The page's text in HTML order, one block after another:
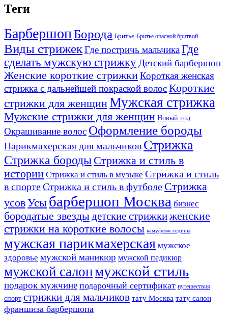
Теги
БарбершопБорода Бритье Бритье опасной бритвой
Виды стрижекГде постричь мальчикаГде
сделать мужскую стрижкуДетский барбершоп
Женские короткие стрижкиКороткая женская
стрижка с дальнейшей покраской волосКороткие
стрижки для женщинМужская стрижка
Мужские стрижки для женщин Новый год
Окрашивание волос Оформление бороды
Парикмахерская для мальчиков Стрижка
Стрижка бороды Стрижка и стиль в
истории Стрижка и стиль в музыке Стрижка и стиль
в спортеСтрижка и стиль в футболе Стрижка
усовУсы барбершоп Москва бизнес
бородатые звездыдетские стрижкиженские
стрижки на короткие волосы камуфляж седины
мужская парикмахерская мужское
здоровье мужской маникюр мужской педикюр
мужской салонмужской стиль
подарок мужчине подарочный сертификат путешествия
спорт стрижки для мальчиков тату Москва тату салон
франшиза барбершопа